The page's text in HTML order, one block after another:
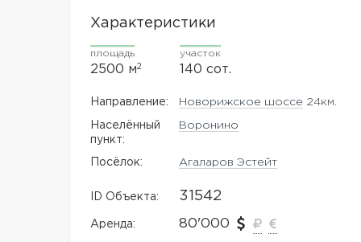
Характеристики
площадь
2500 м2
участок
140 сот.
Направление: Новорижское шоссе 24км.
Населённый
пункт:
Воронино
Посёлок: Агаларов Эстейт
ID Объекта: 31542
Аренда: 80'000